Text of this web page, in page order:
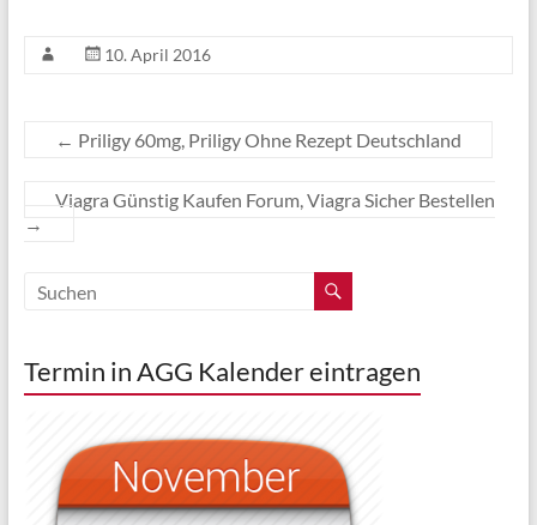
10. April 2016
← Priligy 60mg, Priligy Ohne Rezept Deutschland
Viagra Günstig Kaufen Forum, Viagra Sicher Bestellen
→
Termin in AGG Kalender eintragen